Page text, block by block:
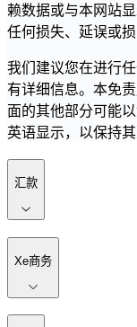
赖数据或与本网站
任何损失、延误或
我们建议您在进行
有详细信息。本免
面的其他部分可能
英语显示，以保持其
汇款
Xe商务